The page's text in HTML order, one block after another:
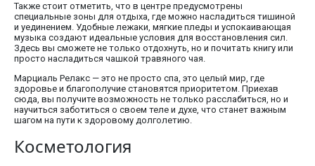
Также стоит отметить, что в центре предусмотрены
специальные зоны для отдыха, где можно насладиться тишиной
и уединением. Удобные лежаки, мягкие пледы и успокаивающая
музыка создают идеальные условия для восстановления сил.
Здесь вы сможете не только отдохнуть, но и почитать книгу или
просто насладиться чашкой травяного чая.
Марциаль Релакс — это не просто спа, это целый мир, где
здоровье и благополучие становятся приоритетом. Приехав
сюда, вы получите возможность не только расслабиться, но и
научиться заботиться о своем теле и духе, что станет важным
шагом на пути к здоровому долголетию.
Косметология